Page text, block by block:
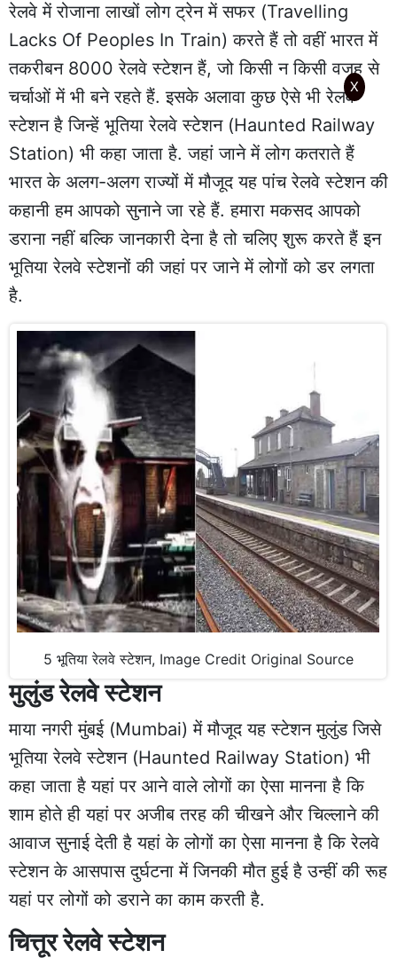
रेलवे में रोजाना लाखों लोग ट्रेन में सफर (Travelling
Lacks Of Peoples In Train) करते हैं तो वहीं भारत में
तकरीबन 8000 रेलवे स्टेशन हैं, जो किसी न किसी वजह से
चर्चाओं में भी बने रहते हैं. इसके अलावा कुछ ऐसे भी रेलवे
स्टेशन है जिन्हें भूतिया रेलवे स्टेशन (Haunted Railway
Station) भी कहा जाता है. जहां जाने में लोग कतराते हैं
भारत के अलग-अलग राज्यों में मौजूद यह पांच रेलवे स्टेशन की
कहानी हम आपको सुनाने जा रहे हैं. हमारा मकसद आपको
डराना नहीं बल्कि जानकारी देना है तो चलिए शुरू करते हैं इन
भूतिया रेलवे स्टेशनों की जहां पर जाने में लोगों को डर लगता
है.
5 भूतिया रेलवे स्टेशन, Image Credit Original Source
मुलुंड रेलवे स्टेशन
माया नगरी मुंबई (Mumbai) में मौजूद यह स्टेशन मुलुंड जिसे
भूतिया रेलवे स्टेशन (Haunted Railway Station) भी
कहा जाता है यहां पर आने वाले लोगों का ऐसा मानना है कि
शाम होते ही यहां पर अजीब तरह की चीखने और चिल्लाने की
आवाज सुनाई देती है यहां के लोगों का ऐसा मानना है कि रेलवे
स्टेशन के आसपास दुर्घटना में जिनकी मौत हुई है उन्हीं की रूह
यहां पर लोगों को डराने का काम करती है.
चित्तूर रेलवे स्टेशन
X